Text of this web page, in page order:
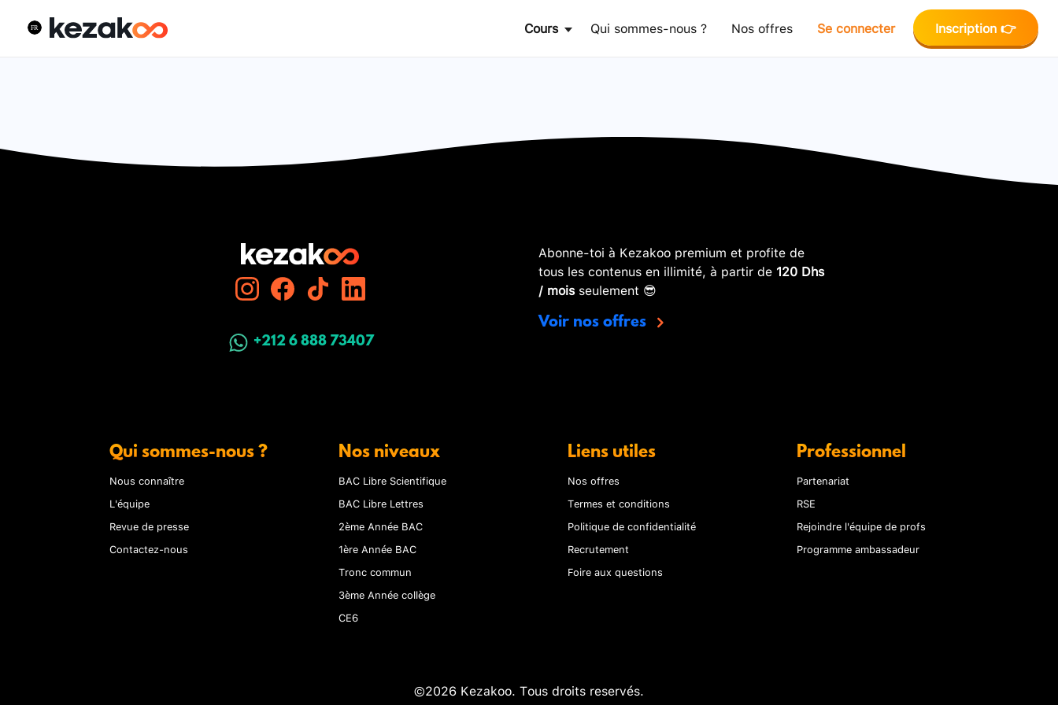
Cours Qui sommes-nous ? Nos offres Se connecter Inscription 👉
+212 6 888 73407
Abonne-toi à Kezakoo premium et profite de
tous les contenus en illimité, à partir de 120 Dhs
/ moisseulement 😎
Voir nos offres
Qui sommes-nous ?
Nous connaître
L'équipe
Revue de presse
Contactez-nous
Nos niveaux
BAC Libre Scientifique
BAC Libre Lettres
2ème Année BAC
1ère Année BAC
Tronc commun
3ème Année collège
CE6
Liens utiles
Nos offres
Termes et conditions
Politique de confidentialité
Recrutement
Foire aux questions
Professionnel
Partenariat
RSE
Rejoindre l'équipe de profs
Programme ambassadeur
©2026 Kezakoo. Tous droits reservés.